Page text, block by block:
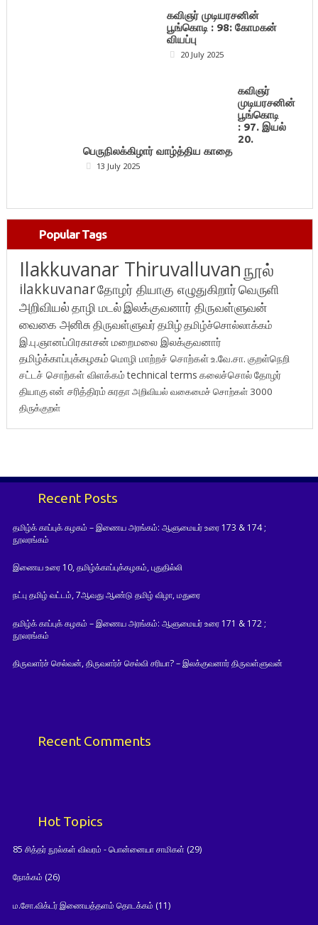
கவிஞர் முடியரசனின்
பூங்கொடி : 98: கோமகன்
வியப்பு
20 July 2025
கவிஞர்
முடியரசனின்
பூங்கொடி
: 97. இயல்
20.
பெருநிலக்கிழார் வாழ்த்திய காதை
13 July 2025
Popular Tags
Ilakkuvanar Thiruvalluvanநூல்
ilakkuvanarதோழர் தியாகு எழுதுகிறார்வெருளி
அறிவியல்தாழி மடல்இலக்குவனார் திருவள்ளுவன்
வைகை அனிசுதிருவள்ளுவர்தமிழ்தமிழ்ச்சொல்லாக்கம்
இ.பு.ஞானப்பிரகாசன் மறைமலை இலக்குவனார்
தமிழ்க்காப்புக்கழகம் மொழி மாற்றச் சொற்கள்உ.வே.சா. குறள்நெறி
சட்டச் சொற்கள் விளக்கம்technical terms கலைச்சொல்தோழர்
தியாகுஎன் சரித்திரம்சுரதாஅறிவியல் வகைமைச் சொற்கள் 3000
திருக்குறள்
Recent Posts
தமிழ்க் காப்புக் கழகம் – இணைய அரங்கம்: ஆளுமையர் உரை 173 & 174 ;
நூலரங்கம்
இணைய உரை 10, தமிழ்க்காப்புக்கழகம், புதுதில்லி
நட்பு தமிழ் வட்டம், 7ஆவது ஆண்டு தமிழ் விழா, மதுரை
தமிழ்க் காப்புக் கழகம் – இணைய அரங்கம்: ஆளுமையர் உரை 171 & 172 ;
நூலரங்கம்
திருவளர்ச் செல்வன், திருவளர்ச் செல்வி சரியா? – இலக்குவனார் திருவள்ளுவன்
Recent Comments
Hot Topics
85 சித்தர் நூல்கள் விவரம் - பொன்னையா சாமிகள் (29)
நோக்கம் (26)
ம.சோ.விக்டர் இணையத்தளம் தொடக்கம் (11)